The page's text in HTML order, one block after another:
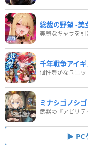
総裁の野望 -美
美麗なキャラを引
千年戦争アイギ
個性豊かなユニッ
ミナシゴノシゴ
PC